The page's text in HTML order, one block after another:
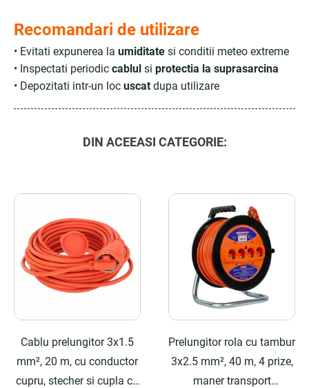
Recomandari de utilizare
• Evitati expunerea la umiditate si conditii meteo extreme
• Inspectati periodic cablul si protectia la suprasarcina
• Depozitati intr-un loc uscat dupa utilizare
DIN ACEEASI CATEGORIE:
Cablu prelungitor 3x1.5
mm², 20 m, cu conductor
cupru, stecher si cupla cu
Prelungitor rola cu tambur
3x2.5 mm², 40 m, 4 prize,
maner transport